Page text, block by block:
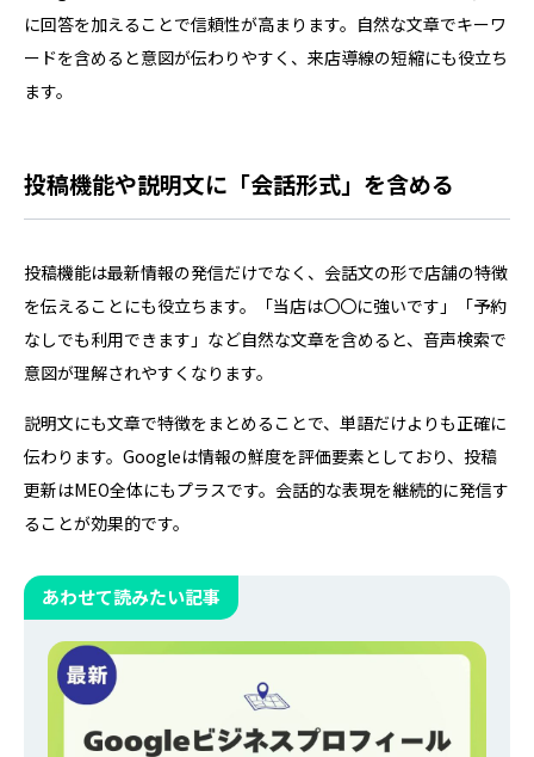
に回答を加えることで信頼性が高まります。自然な文章でキーワ
ードを含めると意図が伝わりやすく、来店導線の短縮にも役立ち
ます。
投稿機能や説明文に「会話形式」を含める
投稿機能は最新情報の発信だけでなく、会話文の形で店舗の特徴
を伝えることにも役立ちます。「当店は〇〇に強いです」「予約
なしでも利用できます」など自然な文章を含めると、音声検索で
意図が理解されやすくなります。
説明文にも文章で特徴をまとめることで、単語だけよりも正確に
伝わります。Googleは情報の鮮度を評価要素としており、投稿
更新はMEO全体にもプラスです。会話的な表現を継続的に発信す
ることが効果的です。
あわせて読みたい記事